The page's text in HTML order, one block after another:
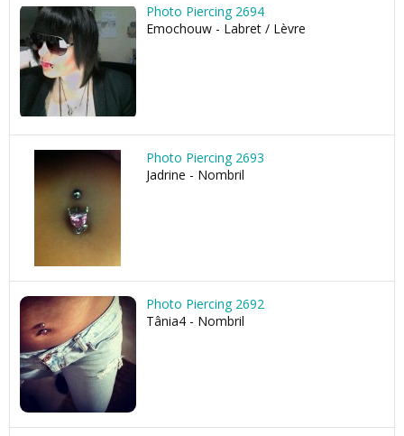
Photo Piercing 2694
Emochouw - Labret / Lèvre
Photo Piercing 2693
Jadrine - Nombril
Photo Piercing 2692
Tânia4 - Nombril